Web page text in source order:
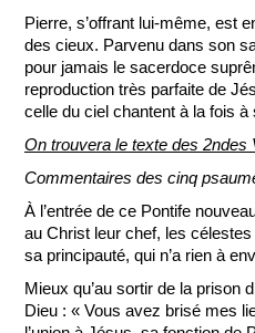
Pierre, s’offrant lui-même, est
des cieux. Parvenu dans son
pour jamais le sacerdoce
reproduction très parfaite de
celle du ciel chantent à la fois à
On trouvera le texte des
Commentaires des cinq
À l’entrée de ce Pontife
au Christ leur chef, les
sa principauté, qui n’a rien à
Mieux qu’au sortir de la prison
Dieu : « Vous avez brisé mes